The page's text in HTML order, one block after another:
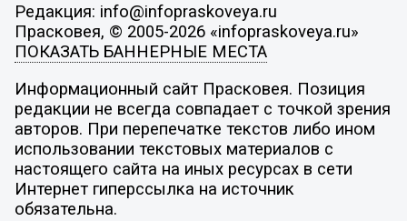
Редакция: info@infopraskoveya.ru
Прасковея, © 2005-2026 «infopraskoveya.ru»
ПОКАЗАТЬ БАННЕРНЫЕ МЕСТА
Информационный сайт Прасковея. Позиция
редакции не всегда совпадает с точкой зрения
авторов. При перепечатке текстов либо ином
использовании текстовых материалов с
настоящего сайта на иных ресурсах в сети
Интернет гиперссылка на источник
обязательна.